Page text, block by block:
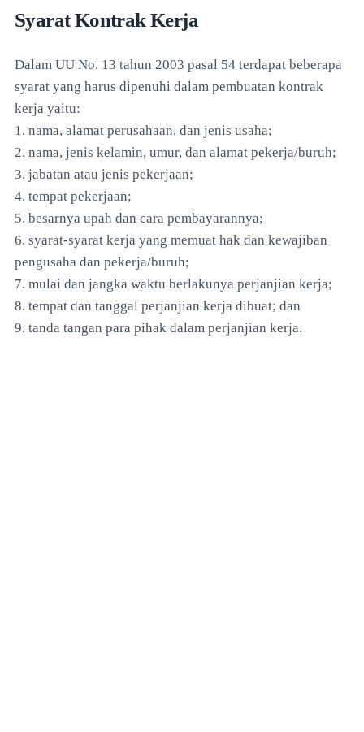
Syarat Kontrak Kerja
Dalam UU No. 13 tahun 2003 pasal 54 terdapat beberapa
syarat yang harus dipenuhi dalam pembuatan kontrak
kerja yaitu:
1. nama, alamat perusahaan, dan jenis usaha;
2. nama, jenis kelamin, umur, dan alamat pekerja/buruh;
3. jabatan atau jenis pekerjaan;
4. tempat pekerjaan;
5. besarnya upah dan cara pembayarannya;
6. syarat-syarat kerja yang memuat hak dan kewajiban
pengusaha dan pekerja/buruh;
7. mulai dan jangka waktu berlakunya perjanjian kerja;
8. tempat dan tanggal perjanjian kerja dibuat; dan
9. tanda tangan para pihak dalam perjanjian kerja.